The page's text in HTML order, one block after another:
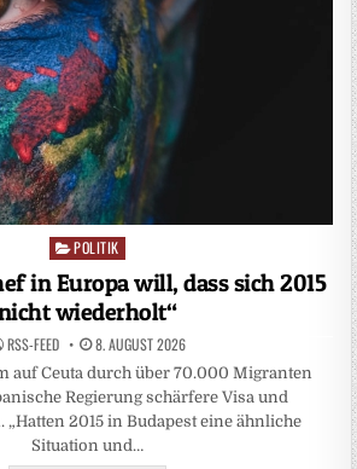
Posted
in
POLITIK
in Europa will, dass sich 2015
wiederholt“
RSS-FEED 8. AUGUST 2026
auf Ceuta durch über 70.000 Migranten
Regierung schärfere Visa und
2015 in Budapest eine ähnliche
Situation und…